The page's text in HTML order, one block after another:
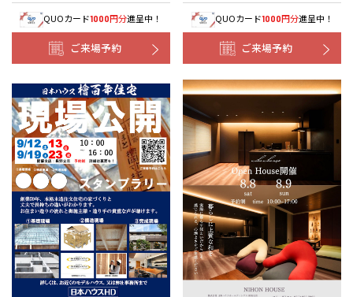
QUOカード1000円分進呈中！
ご来場予約
QUOカード1000円分進呈中！
ご来場予約